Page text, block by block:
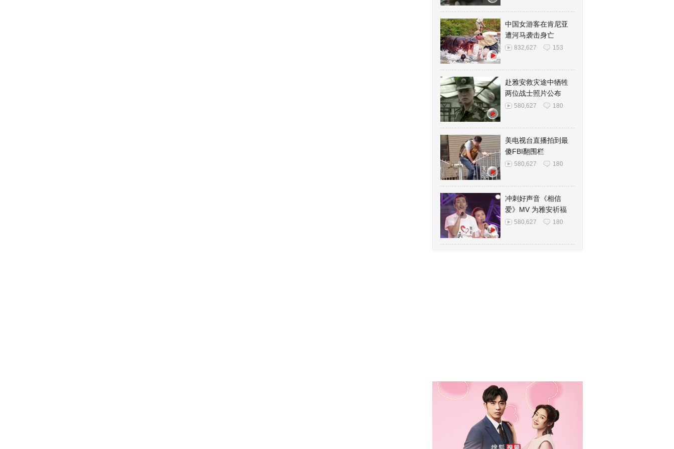
中国女游客在肯尼亚
遭河马袭击身亡
832,627 153
赴雅安救灾途中牺牲
两位战士照片公布
580,627 180
美电视台直播拍到最
傻FBI翻围栏
580,627 180
冲刺好声音《相信
爱》MV 为雅安祈福
580,627 180